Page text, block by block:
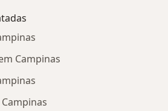
Campinas